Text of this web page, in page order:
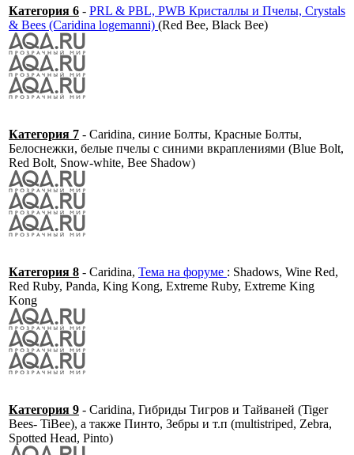
Категория 6 - PRL & PBL, PWB Кристаллы и Пчелы, Crystals
& Bees (Caridina logemanni) (Red Bee, Black Bee)
Категория 7 - Caridina, синие Болты, Красные Болты,
Белоснежки, белые пчелы с синими вкраплениями (Blue Bolt,
Red Bolt, Snow-white, Bee Shadow)
Категория 8 - Caridina, Тема на форуме : Shadows, Wine Red,
Red Ruby, Panda, King Kong, Extreme Ruby, Extreme King
Kong
Категория 9 - Caridina, Гибриды Тигров и Тайваней (Tiger
Bees- TiBee), а также Пинто, Зебры и т.п (multistriped, Zebra,
Spotted Head, Pinto)